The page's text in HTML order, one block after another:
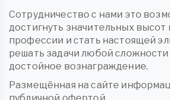
Сотрудничество с нами это
достигнуть значительных
профессии и стать настоящей
решать задачи любой сложности
достойное вознаграждение.
Размещённая на сайте